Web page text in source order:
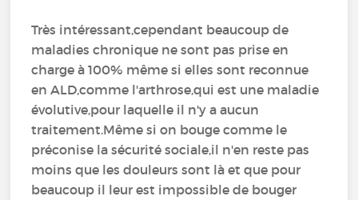
Très intéressant,cependant beaucoup de
maladies chronique ne sont pas prise en
charge à 100% même si elles sont reconnue
en ALD,comme l'arthrose,qui est une maladie
évolutive,pour laquelle il n'y a aucun
traitement.Même si on bouge comme le
préconise la sécurité sociale,il n'en reste pas
moins que les douleurs sont là et que pour
beaucoup il leur est impossible de bouger